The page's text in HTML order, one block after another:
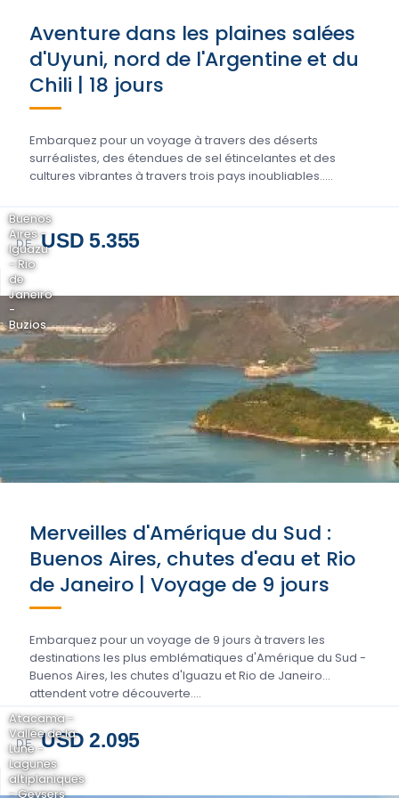
Aventure dans les plaines salées
d'Uyuni, nord de l'Argentine et du
Chili | 18 jours
Embarquez pour un voyage à travers des déserts
surréalistes, des étendues de sel étincelantes et des
cultures vibrantes à travers trois pays inoubliables.....
DE USD 5.355
Buenos
Aires -
Iguazu
- Rio
de
Janeiro
-
Buzios
Merveilles d'Amérique du Sud :
Buenos Aires, chutes d'eau et Rio
de Janeiro | Voyage de 9 jours
Embarquez pour un voyage de 9 jours à travers les
destinations les plus emblématiques d'Amérique du Sud -
Buenos Aires, les chutes d'Iguazu et Rio de Janeiro
attendent votre découverte....
DE USD 2.095
Atacama -
Vallée de la
Lune -
Lagunes
altiplaniques
- Geysers